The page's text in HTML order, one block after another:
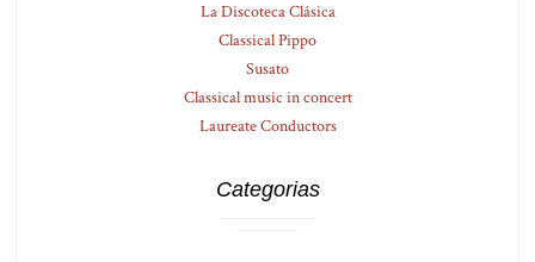
La Discoteca Clásica
Classical Pippo
Susato
Classical music in concert
Laureate Conductors
Categorias